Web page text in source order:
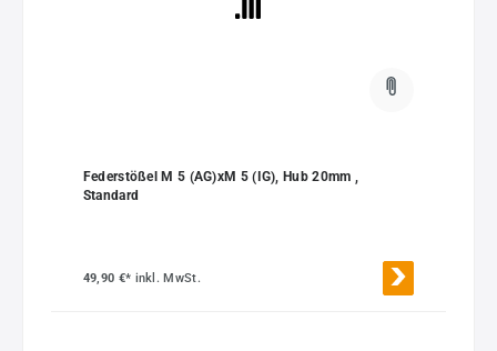
Federstößel M 5 (AG)xM 5 (IG), Hub 20mm ,
Standard
49,90 €* inkl. MwSt.